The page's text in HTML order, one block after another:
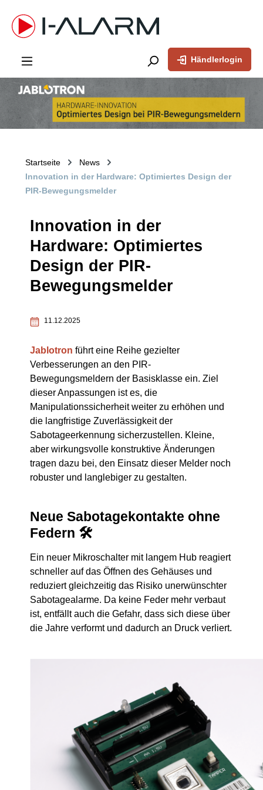
springen
Händlerlogin
Startseite
News
Innovation in der Hardware: Optimiertes Design der
PIR-Bewegungsmelder
Innovation in der
Hardware: Optimiertes
Design der PIR-
Bewegungsmelder
11.12.2025
Jablotron führt eine Reihe gezielter
Verbesserungen an den PIR-
Bewegungsmeldern der Basisklasse ein. Ziel
dieser Anpassungen ist es, die
Manipulationssicherheit weiter zu erhöhen und
die langfristige Zuverlässigkeit der
Sabotageerkennung sicherzustellen. Kleine,
aber wirkungsvolle konstruktive Änderungen
tragen dazu bei, den Einsatz dieser Melder noch
robuster und langlebiger zu gestalten.
Neue Sabotagekontakte ohne
Federn 🛠️
Ein neuer Mikroschalter mit langem Hub reagiert
schneller auf das Öffnen des Gehäuses und
reduziert gleichzeitig das Risiko unerwünschter
Sabotagealarme. Da keine Feder mehr verbaut
ist, entfällt auch die Gefahr, dass sich diese über
die Jahre verformt und dadurch an Druck verliert.